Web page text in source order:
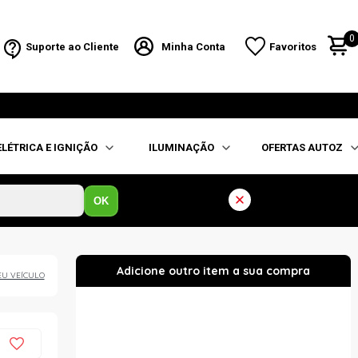
Suporte ao Cliente Minha Conta Favoritos
0
E IGNIÇÃO ILUMINAÇÃO OFERTAS AUTOZ
OK
VEÍCULO